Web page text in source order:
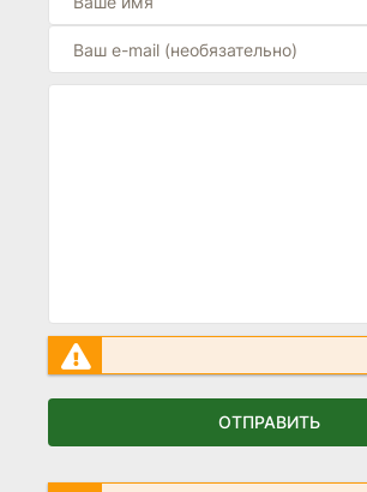
ОТПРАВИТЬ